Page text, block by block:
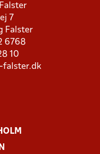
7
Falster
6768
10
falster.dk